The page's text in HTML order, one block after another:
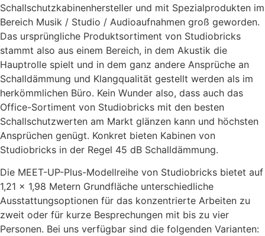
Schallschutzkabinenhersteller und mit Spezialprodukten im
Bereich Musik / Studio / Audioaufnahmen groß geworden.
Das ursprüngliche Produktsortiment von Studiobricks
stammt also aus einem Bereich, in dem Akustik die
Hauptrolle spielt und in dem ganz andere Ansprüche an
Schalldämmung und Klangqualität gestellt werden als im
herkömmlichen Büro. Kein Wunder also, dass auch das
Office-Sortiment von Studiobricks mit den besten
Schallschutzwerten am Markt glänzen kann und höchsten
Ansprüchen genügt. Konkret bieten Kabinen von
Studiobricks in der Regel 45 dB Schalldämmung.
Die MEET-UP-Plus-Modellreihe von Studiobricks bietet auf
1,21 x 1,98 Metern Grundfläche unterschiedliche
Ausstattungsoptionen für das konzentrierte Arbeiten zu
zweit oder für kurze Besprechungen mit bis zu vier
Personen. Bei uns verfügbar sind die folgenden Varianten: